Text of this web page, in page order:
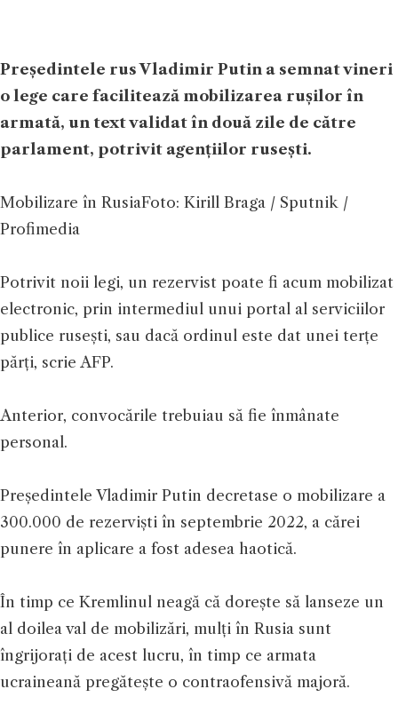
Președintele rus Vladimir Putin a semnat vineri
o lege care facilitează mobilizarea rușilor în
armată, un text validat în două zile de către
parlament, potrivit agențiilor rusești.
Mobilizare în RusiaFoto: Kirill Braga / Sputnik /
Profimedia
Potrivit noii legi, un rezervist poate fi acum mobilizat
electronic, prin intermediul unui portal al serviciilor
publice rusești, sau dacă ordinul este dat unei terțe
părți, scrie AFP.
Anterior, convocările trebuiau să fie înmânate
personal.
Președintele Vladimir Putin decretase o mobilizare a
300.000 de rezerviști în septembrie 2022, a cărei
punere în aplicare a fost adesea haotică.
În timp ce Kremlinul neagă că dorește să lanseze un
al doilea val de mobilizări, mulți în Rusia sunt
îngrijorați de acest lucru, în timp ce armata
ucraineană pregătește o contraofensivă majoră.